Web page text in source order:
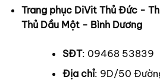
Trang phục DiVit Thủ Đức -
Thủ Dầu Một - Bình Dương
SĐT: 09468 53839
Địa chỉ: 9D/50